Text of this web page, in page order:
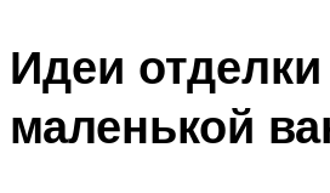
Идеи отделки
маленькой